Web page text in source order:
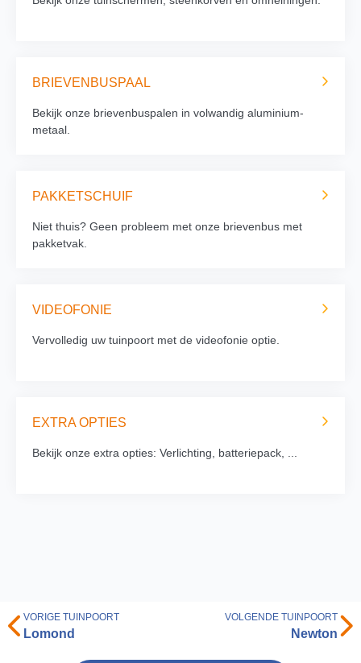
BRIEVENBUSPAAL
Bekijk onze brievenbuspalen in volwandig aluminium-
metaal.
PAKKETSCHUIF
Niet thuis? Geen probleem met onze brievenbus met
pakketvak.
VIDEOFONIE
Vervolledig uw tuinpoort met de videofonie optie.
EXTRA OPTIES
Bekijk onze extra opties: Verlichting, batteriepack, ...
VORIGE TUINPOORT
Lomond
VOLGENDE TUINPOORT
Newton